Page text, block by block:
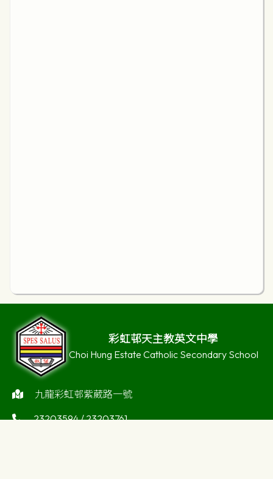
彩虹邨天主教英文中學
Choi Hung Estate Catholic Secondary School
九龍彩虹邨紫葳路一號
23203594 / 23203761